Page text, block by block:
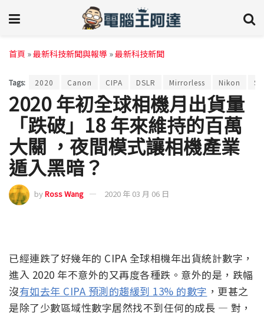
首頁 »最新科技新聞與報導 »最新科技新聞
Tags: 2020 Canon CIPA DSLR Mirrorless Nikon
2020 年初全球相機月出貨量
「跌破」18 年來維持的百萬
大關 ，夜間模式讓相機產業
遁入黑暗？
byRoss Wang 2020 年 03 月 06 日
已經連跌了好幾年的 CIPA 全球相機年出貨統計數字，
進入 2020 年不意外的又再度各種跌。意外的是，跌幅
沒有如去年 CIPA 預測的趨緩到 13% 的數字 ，更甚之
是除了少數區域性數字居然找不到任何的成長 — 對，